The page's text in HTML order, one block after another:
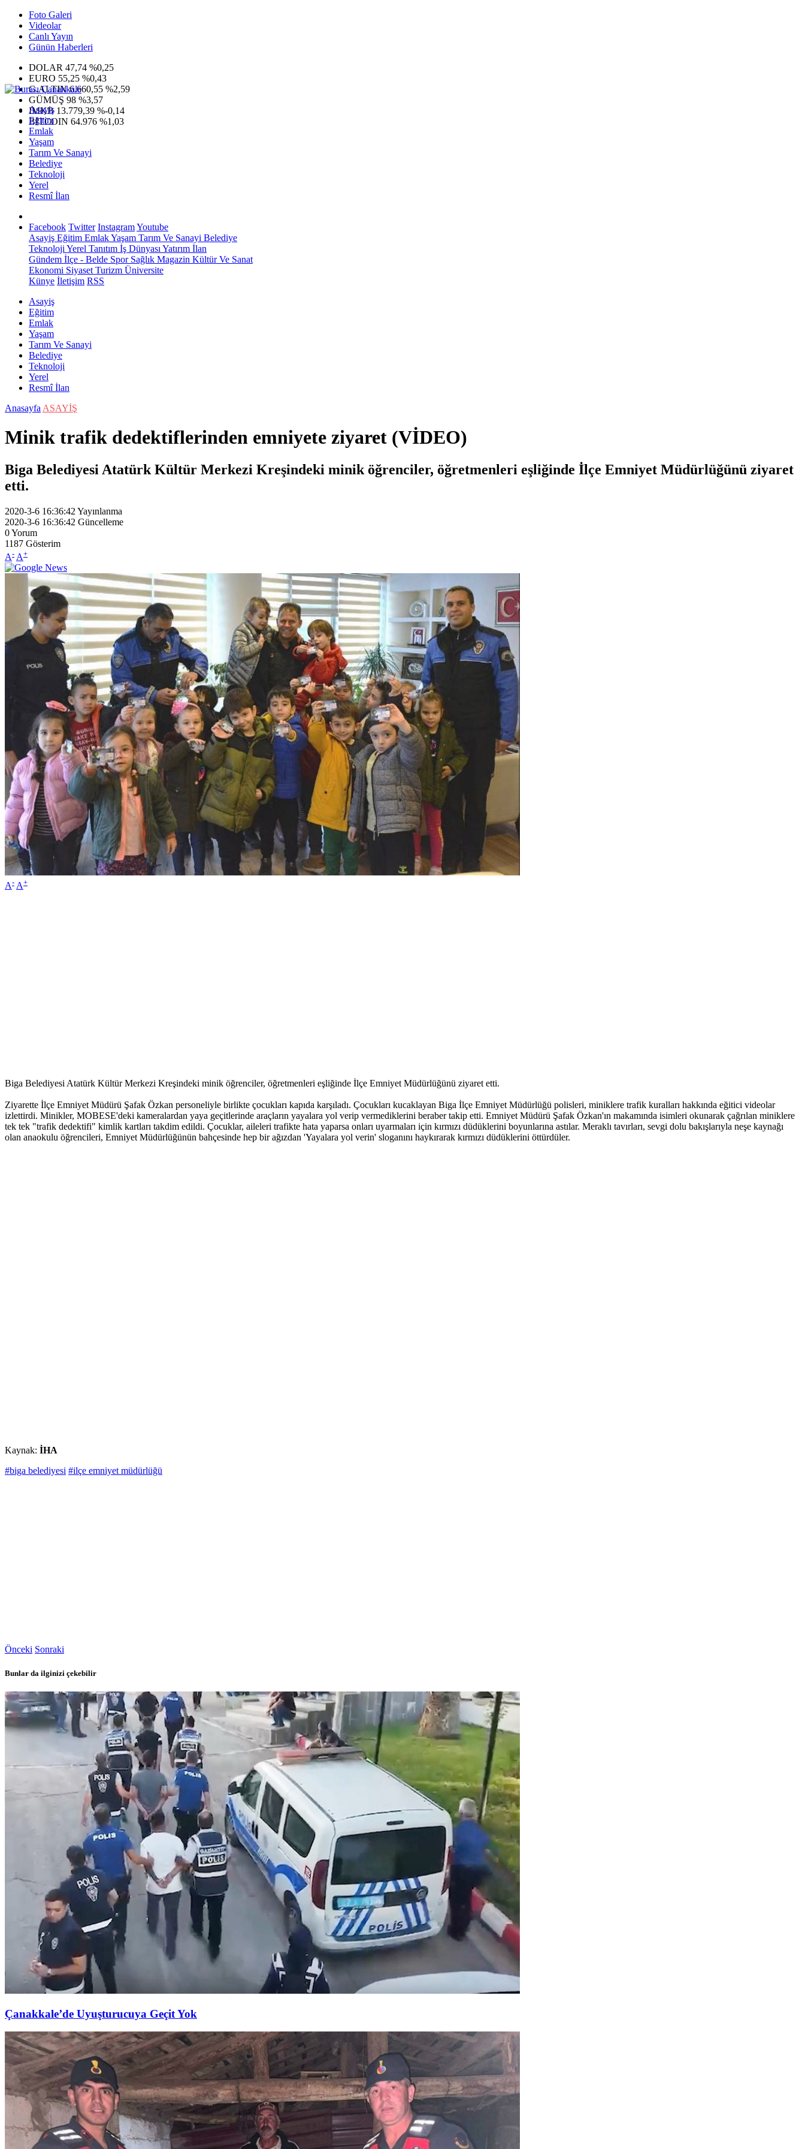
Foto Galeri
Videolar
Canlı Yayın
Günün Haberleri
DOLAR 47,74 %0,25
EURO 55,25 %0,43
G.ALTIN6.660,55 %2,59
GÜMÜŞ 98 %3,57
IMKB 13.779,39 %-0,14
BITCOIN 64.976 %1,03
Asayiş
Eğitim
Emlak
Yaşam
Tarım Ve Sanayi
Belediye
Teknoloji
Yerel
Resmî İlan
Facebook Twitter InstagramYoutube
Asayiş Eğitim EmlakYaşam Tarım Ve Sanayi Belediye
Teknoloji Yerel Tanıtım İş Dünyası Yatırım İlan
Gündem İlçe - Belde SporSağlık Magazin Kültür Ve Sanat
Ekonomi Siyaset Turizm Üniversite
Künye İletişim RSS
Asayiş
Eğitim
Emlak
Yaşam
Tarım Ve Sanayi
Belediye
Teknoloji
Yerel
Resmî İlan
Anasayfa ASAYİŞ
Minik trafik dedektiflerinden emniyete ziyaret (VİDEO)
Biga Belediyesi Atatürk Kültür Merkezi Kreşindeki minik öğrenciler, öğretmenleri eşliğinde İlçe Emniyet Müdürlüğünü ziyaret
etti.
2020-3-6 16:36:42 Yayınlanma
2020-3-6 16:36:42 Güncelleme
0Yorum
1187 Gösterim
A- A+
A- A+
Biga Belediyesi Atatürk Kültür Merkezi Kreşindeki minik öğrenciler, öğretmenleri eşliğinde İlçe Emniyet Müdürlüğünü ziyaret etti.
Ziyarette İlçe Emniyet Müdürü Şafak Özkan personeliyle birlikte çocukları kapıda karşıladı. Çocukları kucaklayan Biga İlçe Emniyet Müdürlüğü polisleri, miniklere trafik kuralları hakkında eğitici videolar
izlettirdi. Minikler, MOBESE'deki kameralardan yaya geçitlerinde araçların yayalara yol verip vermediklerini beraber takip etti. Emniyet Müdürü Şafak Özkan'ın makamında isimleri okunarak çağrılan miniklere
tek tek "trafik dedektifi" kimlik kartları takdim edildi. Çocuklar, aileleri trafikte hata yaparsa onları uyarmaları için kırmızı düdüklerini boyunlarına astılar. Meraklı tavırları, sevgi dolu bakışlarıyla neşe kaynağı
olan anaokulu öğrencileri, Emniyet Müdürlüğünün bahçesinde hep bir ağızdan 'Yayalara yol verin' sloganını haykırarak kırmızı düdüklerini öttürdüler.
Kaynak: İHA
#biga belediyesi #ilçe emniyet müdürlüğü
Önceki Sonraki
Bunlar da ilginizi çekebilir
Çanakkale’de Uyuşturucuya Geçit Yok